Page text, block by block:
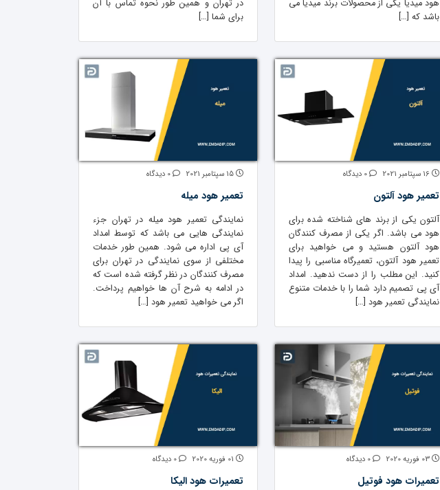
هود میدیا یکی از محصولات برند میدیا می
باشد که […]
در تهران و همین طور نحوه تماس با آن
برای شما […]
تعمیر هود آلتون
آلتون یکی از برند های شناخته شده برای
هود می باشد. اگر یکی از مصرف کنندگان
هود آلتون هستید و می خواهید برای
تعمیر هود آلتون، تعمیرگاه مناسبی را پیدا
کنید. این مطلب را از دست ندهید. امداد
آی پی تصمیم دارد شما را با خدمات متنوع
نمایندگی تعمیر هود […]
تعمیر هود میله
نمایندگی تعمیر هود میله در تهران جزء
نمایندگی هایی می باشد که توسط امداد
آی پی اداره می شود. همین طور خدمات
مختلفی از سوی نمایندگی در تهران برای
مصرف کنندگان در نظر گرفته شده است که
در ادامه به شرح آن ها خواهیم پرداخت.
اگر می خواهید تعمیر هود […]
تعمیرات هود فوتیل تعمیرات هود الیکا